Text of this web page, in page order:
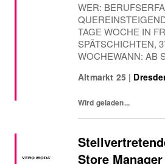
WER:
TAGE WOCHE IN
SPÄTSCHICHTEN,
WOCHEWANN: AB
echter Teamkultur
wirkt...
Altmarkt 25 |
Wird geladen...
Store